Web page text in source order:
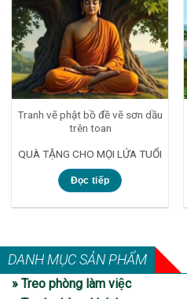
Tranh vẽ phật bồ đề vẽ sơn dầu
trên toan
QUÀ TẶNG CHO MỌI LỨA TUỔI
Đọc tiếp
DANH MỤC SẢN PHẨM
» Treo phòng làm việc